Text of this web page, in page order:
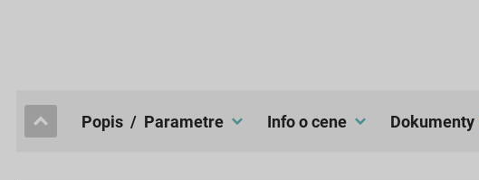
popis / Parametre Info o cene dokumenty